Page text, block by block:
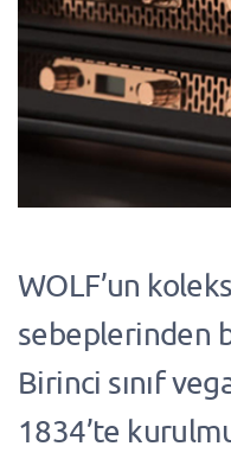
WOLF’un
sebeplerinden
Birinci sınıf
1834’te